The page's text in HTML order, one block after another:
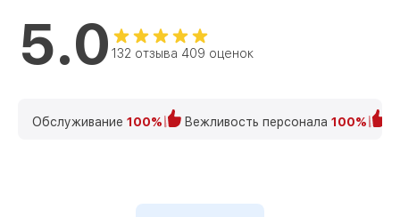
5.0 132 отзыва 409 оценок
Обслуживание 100% Вежливость персонала 100%